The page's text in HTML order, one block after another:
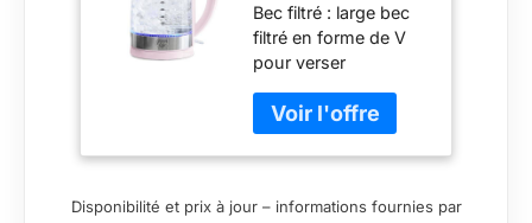
utilisation facile
en une touche,
chauffage
rapide, bec filtré,
base LED, arrêt
automatique,
service sans fil,
Bec filtré : large bec
filtré en forme de V
pour verser
proprement Résistant
aux chocs
thermiques : le corps
à des changements
Disponibilité et prix à jour – informations fournies par